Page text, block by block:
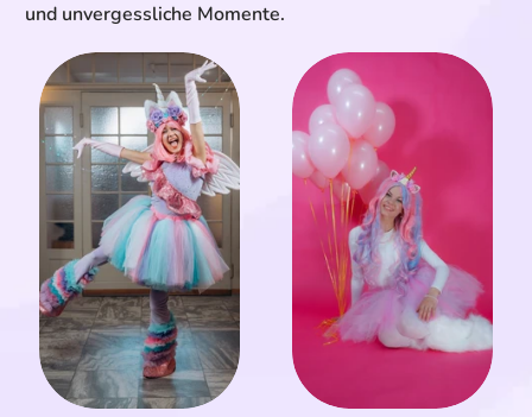
und unvergessliche Momente.